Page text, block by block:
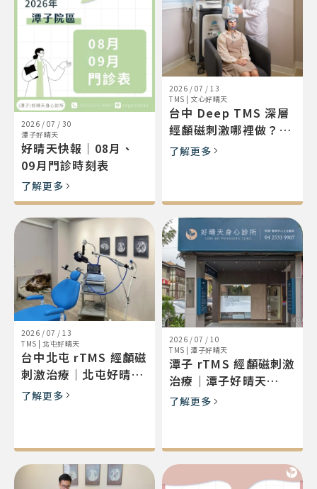
2026 / 07 / 30
潭子好晴天
好晴天快報｜08月、
09月門診時刻表
了解更多
2026 / 07 / 13
TMS | 文心好晴天
台中 Deep TMS 深層
經顱磁刺激哪裡做？文
心好晴天
了解更多
2026 / 07 / 13
TMS | 北屯好晴天
台中北屯 rTMS 經顱磁
刺激治療｜北屯好晴天
身心診所（Magstim
了解更多
2026 / 07 / 10
TMS | 潭子好晴天
潭子 rTMS 經顱磁刺激
治療｜潭子好晴天
（Magstim・火車站
了解更多